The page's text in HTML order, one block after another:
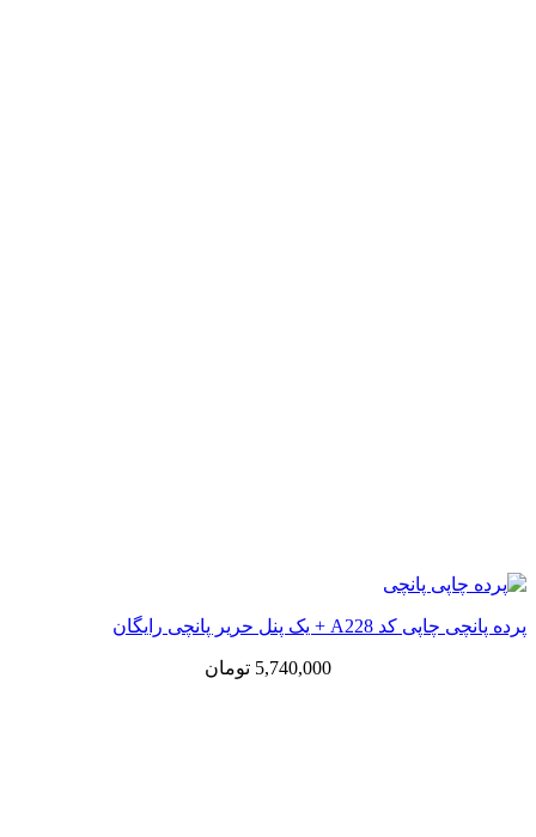
پرده پانچی چاپی کد A228 + یک پنل حریر پانچی رایگان
5,740,000 تومان